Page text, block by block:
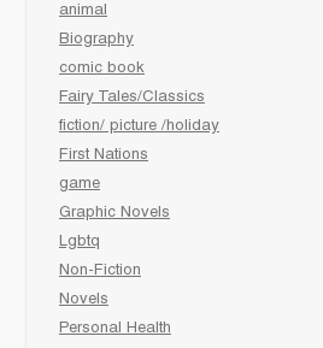
animal
Biography
comic book
Fairy Tales/Classics
fiction/ picture /holiday
First Nations
game
Graphic Novels
Lgbtq
Non-Fiction
Novels
Personal Health